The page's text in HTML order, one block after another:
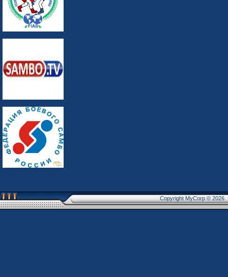
Copyright MyCorp © 2026